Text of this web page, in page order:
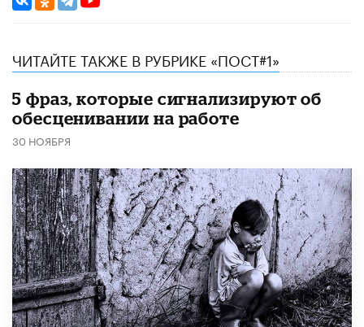
ЧИТАЙТЕ ТАКЖЕ В РУБРИКЕ «ПОСТ#1»
5 фраз, которые сигнализируют об
обесценивании на работе
30 НОЯБРЯ